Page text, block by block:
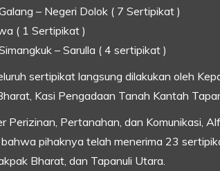
– Negeri Dolok ( 7 Sertipikat )
( 1 Sertipikat )
– Sarulla ( 4 sertipikat )
sertipikat langsung dilakukan oleh
Kasi Pengadaan Tanah Kantah
Perizinan, Pertanahan, dan Komunikasi,
pihaknya telah menerima 23
Bharat, dan Tapanuli Utara.